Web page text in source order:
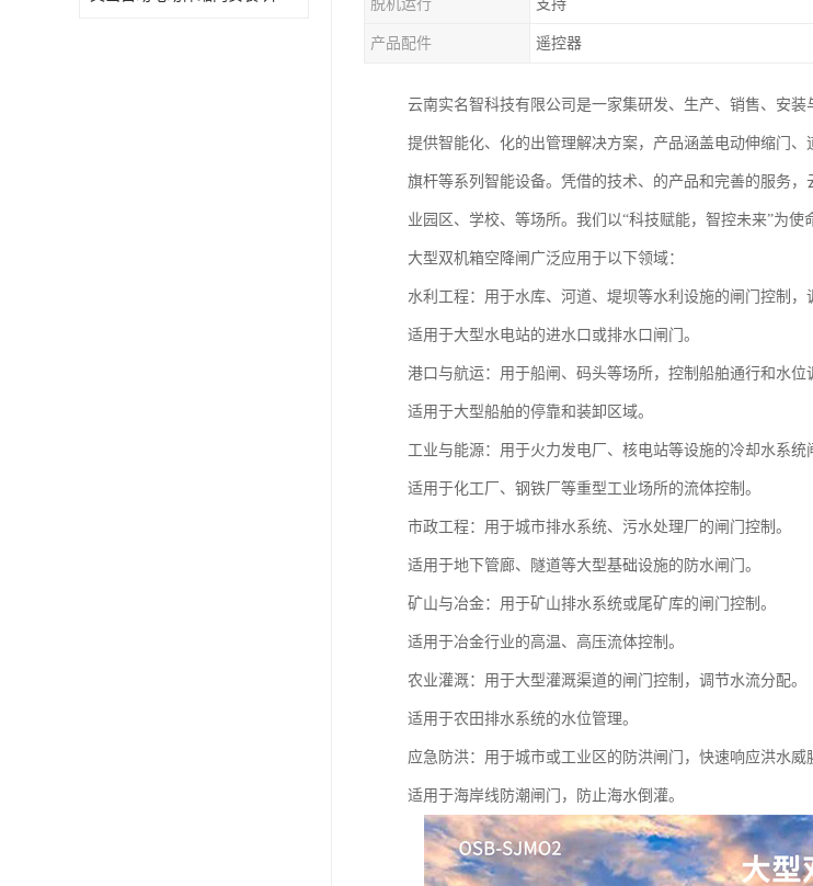
脱机运行 支持
产品配件 遥控器
云南实名智科技有限公司是一家集研发、生产、销售、安
提供智能化、化的出管理解决方案，产品涵盖电动伸缩门
旗杆等系列智能设备。凭借的技术、的产品和完善的服务
业园区、学校、等场所。我们以“科技赋能，智控未来”为使
大型双机箱空降闸广泛应用于以下领域：
水利工程：用于水库、河道、堤坝等水利设施的闸门控制，
适用于大型水电站的进水口或排水口闸门。
港口与航运：用于船闸、码头等场所，控制船舶通行和水位
适用于大型船舶的停靠和装卸区域。
工业与能源：用于火力发电厂、核电站等设施的冷却水系统
适用于化工厂、钢铁厂等重型工业场所的流体控制。
市政工程：用于城市排水系统、污水处理厂的闸门控制。
适用于地下管廊、隧道等大型基础设施的防水闸门。
矿山与冶金：用于矿山排水系统或尾矿库的闸门控制。
适用于冶金行业的高温、高压流体控制。
农业灌溉：用于大型灌溉渠道的闸门控制，调节水流分配。
适用于农田排水系统的水位管理。
应急防洪：用于城市或工业区的防洪闸门，快速响应洪水威
适用于海岸线防潮闸门，防止海水倒灌。